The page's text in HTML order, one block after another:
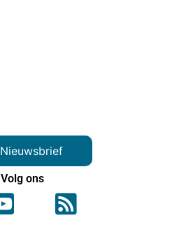
Nieuwsbrief
Volg ons